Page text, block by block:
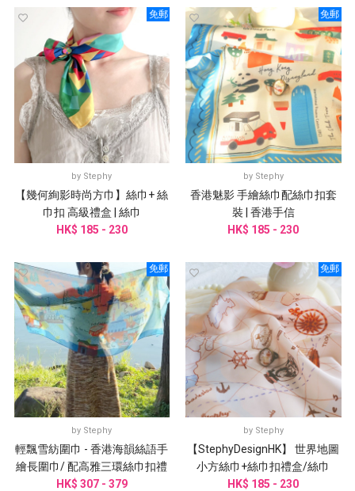
免郵
by Stephy
【幾何絢影時尚方巾】絲巾+ 絲
巾扣 高級禮盒 | 絲巾
HK$ 185 - 230
免郵
by Stephy
香港魅影 手繪絲巾配絲巾扣套
裝 | 香港手信
HK$ 185 - 230
免郵
by Stephy
輕飄雪紡圍巾 - 香港海韻絲語手
繪長圍巾/ 配高雅三環絲巾扣禮
盒
HK$ 307 - 379
免郵
by Stephy
【StephyDesignHK】 世界地圖
小方絲巾+絲巾扣禮盒/絲巾
HK$ 185 - 230